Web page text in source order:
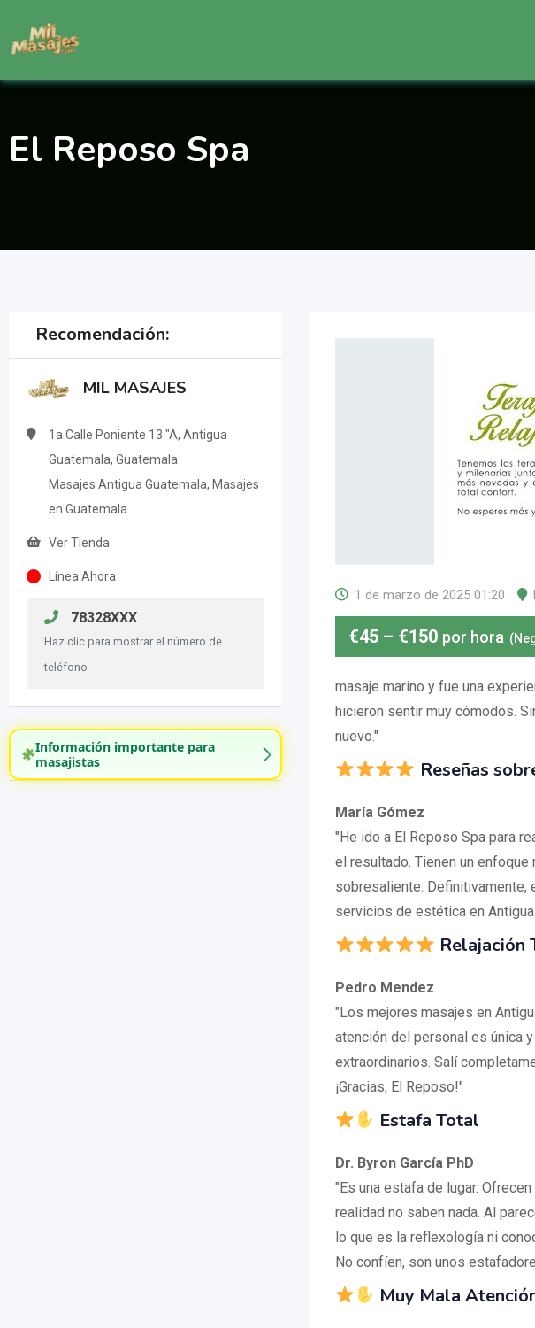
contenido
El Reposo Spa
Recomendación:
MIL MASAJES
1a Calle Poniente 13 "A, Antigua
Guatemala, Guatemala
Masajes Antigua Guatemala, Masajes
en Guatemala
Ver Tienda
Línea Ahora
78328XXX
Haz clic para mostrar el número de
teléfono
Información importante para
masajistas
1 de marzo de 2025 01:20
€45 – €150 por hora
masaje marino y fue una
hicieron sentir muy cómodos.
nuevo."
Reseñas
María Gómez
"He ido a El Reposo Spa para
el resultado. Tienen un
sobresaliente. Definitivamente,
servicios de estética en Antigua
Relajación
Pedro Mendez
"Los mejores masajes en
atención del personal es única
extraordinarios. Salí
¡Gracias, El Reposo!"
Estafa Total
Dr. Byron García PhD
"Es una estafa de lugar.
realidad no saben nada. Al
lo que es la reflexología ni
No confíen, son unos
Muy Mala